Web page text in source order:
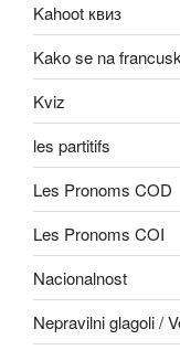
Kahoot квиз
Kako se na
Kviz
les partitifs
Les Pronoms COD
Les Pronoms COI
Nacionalnost
Nepravilni glagoli /